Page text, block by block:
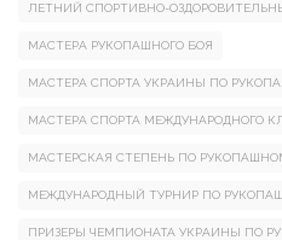
ЛЕТНИЙ СПОРТИВНО-
МАСТЕРА РУКОПАШНОГО БОЯ
МАСТЕРА СПОРТА УКРАИНЫ ПО
МАСТЕРА СПОРТА МЕЖДУНАРОДНОГО
МАСТЕРСКАЯ СТЕПЕНЬ ПО
МЕЖДУНАРОДНЫЙ ТУРНИР ПО
ПРИЗЕРЫ ЧЕМПИОНАТА УКРАИНЫ ПО